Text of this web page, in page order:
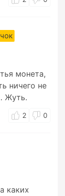
монета,
ничего не
Жуть.
2 0
каких